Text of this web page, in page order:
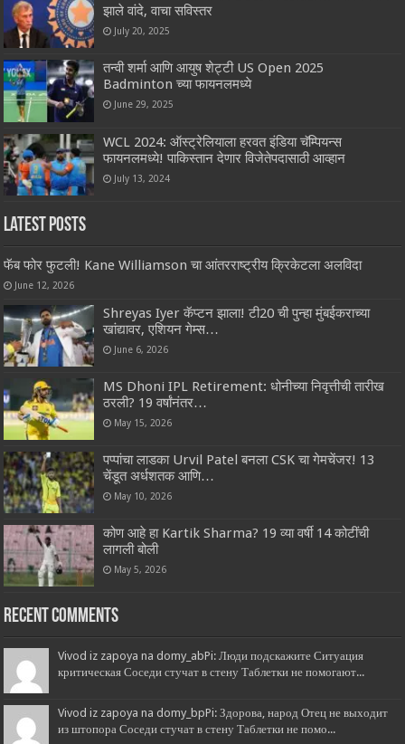
झाले वांदे, वाचा सविस्तर
July 20, 2025
तन्वी शर्मा आणि आयुष शेट्टी US Open 2025
Badminton च्या फायनलमध्ये
June 29, 2025
WCL 2024: ऑस्ट्रेलियाला हरवत इंडिया चॅम्पियन्स
फायनलमध्ये! पाकिस्तान देणार विजेतेपदासाठी आव्हान
July 13, 2024
Latest Posts
फॅब फोर फुटली! Kane Williamson चा आंतरराष्ट्रीय क्रिकेटला अलविदा
June 12, 2026
Shreyas Iyer कॅप्टन झाला! टी20 ची पुन्हा मुंबईकराच्या
खांद्यावर, एशियन गेम्स…
June 6, 2026
MS Dhoni IPL Retirement: धोनीच्या निवृत्तीची तारीख
ठरली? 19 वर्षांनंतर…
May 15, 2026
पप्पांचा लाडका Urvil Patel बनला CSK चा गेमचेंजर! 13
चेंडूत अर्धशतक आणि…
May 10, 2026
कोण आहे हा Kartik Sharma? 19 व्या वर्षी 14 कोटींची
लागली बोली
May 5, 2026
Recent Comments
Vivod iz zapoya na domy_abPi: Люди подскажите Ситуация
критическая Соседи стучат в стену Таблетки не помогают...
Vivod iz zapoya na domy_bpPi: Здорова, народ Отец не выходит
из штопора Соседи стучат в стену Таблетки не помо...